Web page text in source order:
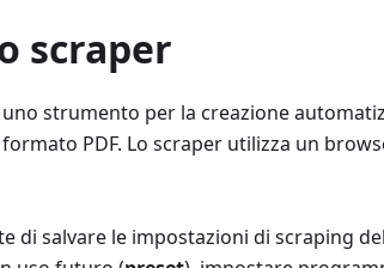
scraper
uno strumento per la creazione
PDF. Lo scraper utilizza un
di salvare le impostazioni di scraping